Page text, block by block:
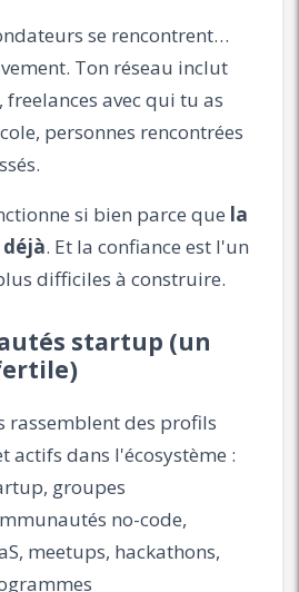
se rencontrent…
Ton réseau inclut
freelances avec qui tu as
personnes rencontrées
si bien parce que la
. Et la confiance est l'un
difficiles à construire.
startup (un
rassemblent des profils
actifs dans l'écosystème :
groupes
no-code,
meetups, hackathons,